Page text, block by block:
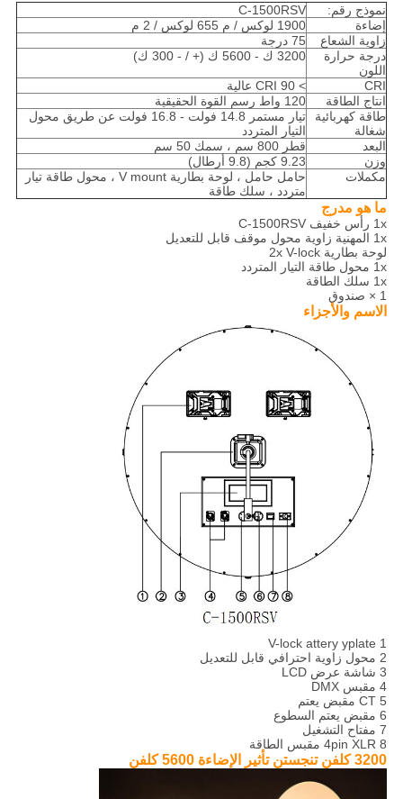
نموذج رقم:
C-1500RSV
إضاءة
1900 لوكس / م 655 لوكس / 2 م
زاوية الشعاع
75 درجة
درجة حرارة
اللون
3200 ك - 5600 ك (+ / - 300 ك)
CRI
> 90 CRI عالية
انتاج الطاقة
120 واط رسم القوة الحقيقية
طاقة كهربائية
شغالة
تيار مستمر 14.8 فولت - 16.8 فولت عن طريق محول
التيار المتردد
البعد
قطر 800 سم ، سمك 50 سم
وزن
9.23 كجم (9.8 أرطال)
مكملات
حامل حامل ، لوحة بطارية V mount ، محول طاقة تيار
متردد ، سلك طاقة
ما هو مدرج
1x رأس خفيف C-1500RSV
1x المهنية زاوية محول موقف قابل للتعديل
لوحة بطارية 2x V-lock
1x محول طاقة التيار المتردد
1x سلك الطاقة
1 × صندوق
الاسم والأجزاء
1 V-lock attery yplate
2 محول زاوية احترافي قابل للتعديل
3 شاشة عرض LCD
4 مقبس DMX
5 CT مقبض يعتم
6 مقبض يعتم السطوع
7 مفتاح التشغيل
8 4pin XLR مقبس الطاقة
3200 كلفن تنجستن تأثير الإضاءة 5600 كلفن